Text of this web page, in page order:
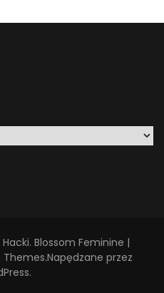
Hacki. Blossom Feminine |
Themes.Napędzane przez
.